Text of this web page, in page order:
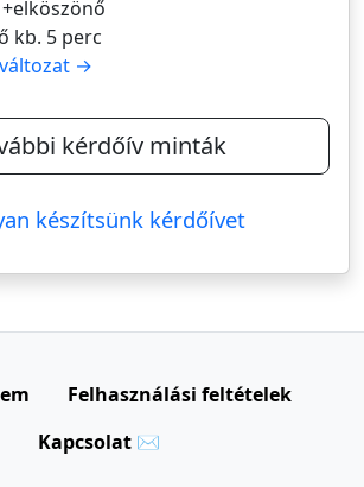
kb. 5 perc
→
kérdőív minták
készítsünk kérdőívet
Felhasználási feltételek
Kapcsolat ✉